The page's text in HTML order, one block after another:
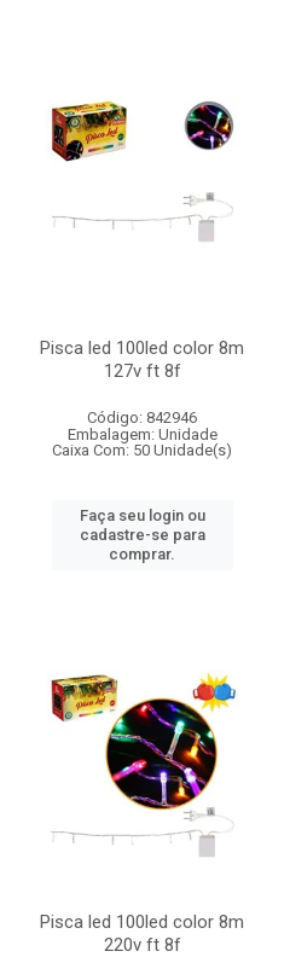
Pisca led 100led color 8m
127v ft 8f
Código: 842946
Embalagem: Unidade
Caixa Com: 50 Unidade(s)
Faça seu login ou
cadastre-se para
comprar.
Pisca led 100led color 8m
220v ft 8f